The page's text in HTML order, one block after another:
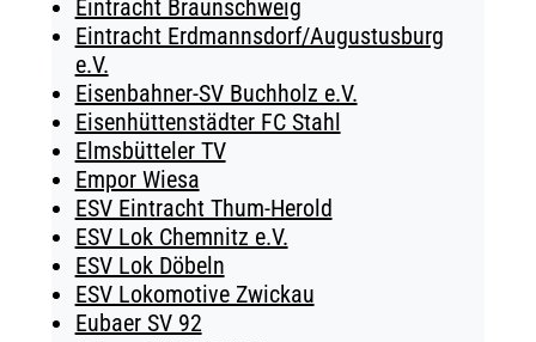
Eintracht Braunschweig
Eintracht Erdmannsdorf/Augustusburg
e.V.
Eisenbahner-SV Buchholz e.V.
Eisenhüttenstädter FC Stahl
Elmsbütteler TV
Empor Wiesa
ESV Eintracht Thum-Herold
ESV Lok Chemnitz e.V.
ESV Lok Döbeln
ESV Lokomotive Zwickau
Eubaer SV 92